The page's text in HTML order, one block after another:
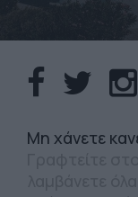
Mη χάνετε